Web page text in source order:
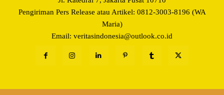
Pengiriman Pers Release atau Artikel: 0812-3003-8196 (WA
Maria)
Email: veritasindonesia@outlook.co.id